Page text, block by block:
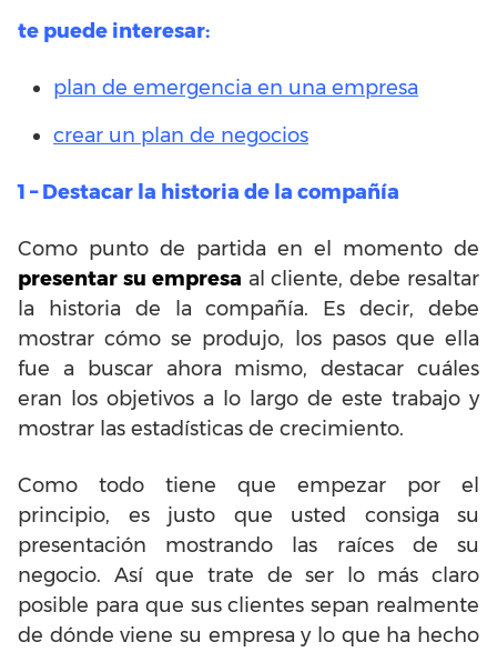
te puede interesar:
plan de emergencia en una empresa
crear un plan de negocios
1 – Destacar la historia de la compañía
Como punto de partida en el momento de
presentar su empresa al cliente, debe resaltar
la historia de la compañía. Es decir, debe
mostrar cómo se produjo, los pasos que ella
fue a buscar ahora mismo, destacar cuáles
eran los objetivos a lo largo de este trabajo y
mostrar las estadísticas de crecimiento.
Como todo tiene que empezar por el
principio, es justo que usted consiga su
presentación mostrando las raíces de su
negocio. Así que trate de ser lo más claro
posible para que sus clientes sepan realmente
de dónde viene su empresa y lo que ha hecho